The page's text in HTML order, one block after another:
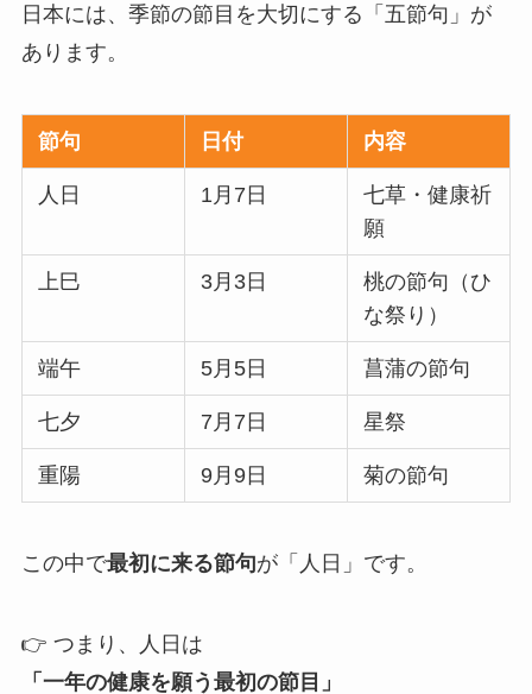
日本には、季節の節目を大切にする「五節句」が
あります。
節句 日付 内容
人日 1月7日
七草・健康祈
願
上巳 3月3日
桃の節句（ひ
な祭り）
端午 5月5日 菖蒲の節句
七夕 7月7日 星祭
重陽 9月9日 菊の節句
この中で最初に来る節句が「人日」です。
👉 つまり、人日は
「一年の健康を願う最初の節目」